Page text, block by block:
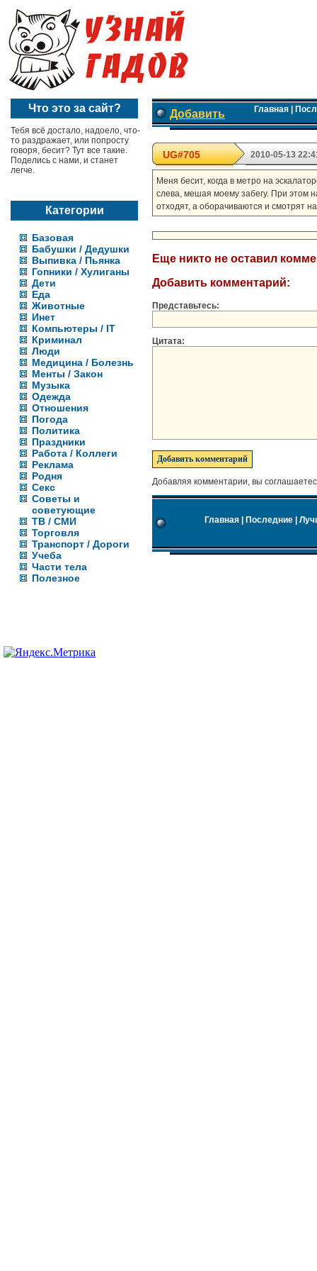
Что это за сайт?
Тебя всё достало, надоело, что-
то раздражает, или попросту
говоря, бесит? Тут все такие.
Поделись с нами, и станет
легче.
Категории
Базовая
Бабушки / Дедушки
Выпивка / Пьянка
Гопники / Хулиганы
Дети
Еда
Животные
Инет
Компьютеры / IT
Криминал
Люди
Медицина / Болезнь
Менты / Закон
Музыка
Одежда
Отношения
Погода
Политика
Праздники
Работа / Коллеги
Реклама
Родня
Секс
Советы и
советующие
ТВ / СМИ
Торговля
Транспорт / Дороги
Учеба
Части тела
Полезное
Добавить Главная|
UG#705 2010-05-13
Меня бесит, когда в метро на
слева, мешая моему забегу. При этом
отходят, а оборачиваются и смотрят
Еще никто не оставил
Добавить комментарий:
Представьтесь:
Цитата:
Добавляя комментарии, вы
Главная Последние